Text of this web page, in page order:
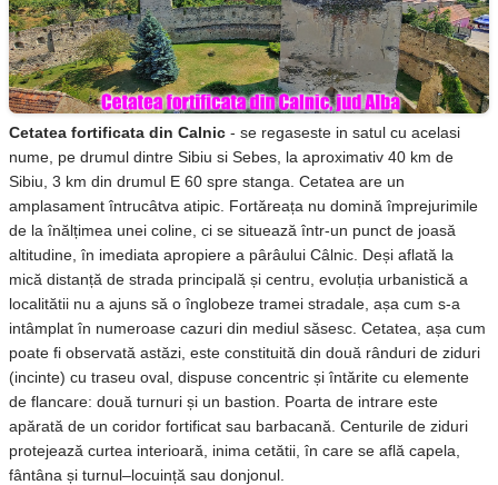
Cetatea fortificata din Calnic - se regaseste in satul cu acelasi
nume, pe drumul dintre Sibiu si Sebes, la aproximativ 40 km de
Sibiu, 3 km din drumul E 60 spre stanga. Cetatea are un
amplasament întrucâtva atipic. Fortăreața nu domină împrejurimile
de la înălțimea unei coline, ci se situează într-un punct de joasă
altitudine, în imediata apropiere a pârâului Câlnic. Deși aflată la
mică distanță de strada principală și centru, evoluția urbanistică a
localitătii nu a ajuns să o înglobeze tramei stradale, așa cum s-a
intâmplat în numeroase cazuri din mediul săsesc. Cetatea, așa cum
poate fi observată astăzi, este constituită din două rânduri de ziduri
(incinte) cu traseu oval, dispuse concentric și întărite cu elemente
de flancare: două turnuri și un bastion. Poarta de intrare este
apărată de un coridor fortificat sau barbacană. Centurile de ziduri
protejează curtea interioară, inima cetătii, în care se află capela,
fântâna și turnul–locuință sau donjonul.